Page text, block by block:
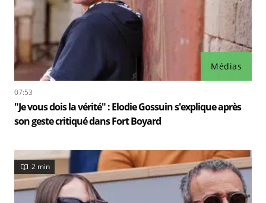
Médias
07:53
"Je vous dois la vérité" : Elodie Gossuin s'explique après
son geste critiqué dans Fort Boyard
2 min